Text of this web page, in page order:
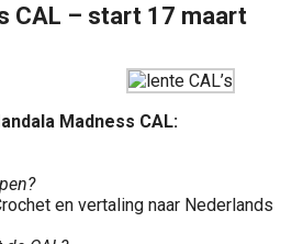
CAL – start 17 maart
Madness CAL:
en vertaling naar Nederlands